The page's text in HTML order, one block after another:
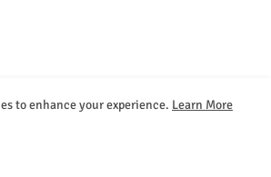
to enhance your experience. Learn More